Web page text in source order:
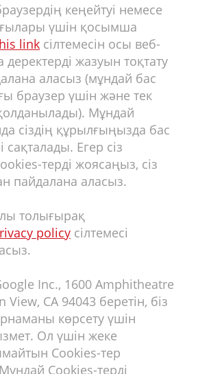
кеңейтуі немесе
үшін қосымша
link сілтемесін осы веб-
деректерді жазуын тоқтату
аласыз (мұндай бас
браузер үшін және тек
Мұндай
сіздің құрылғыңызда бас
сақталады. Егер сіз
терді жоясаңыз, сіз
пайдалана аласыз.
толығырақ
policy сілтемесі
Inc., 1600 Amphitheatre
CA 94043 беретін, біз
көрсету үшін
Ол үшін жеке
Cookies-тер
Cookies-терді